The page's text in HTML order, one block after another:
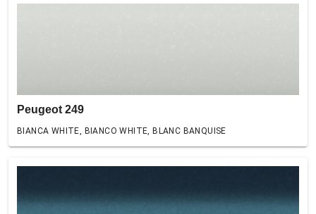
Peugeot 249
BIANCA WHITE, BIANCO WHITE, BLANC BANQUISE